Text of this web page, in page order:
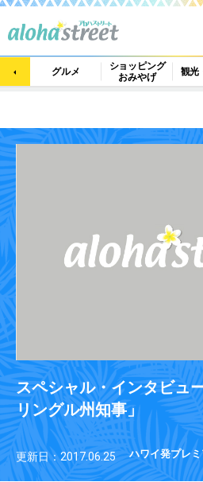
グルメ
ショッピング
おみやげ
観光
スペシャル・インタビュ
リングル州知事」
更新日：2017.06.25 ハワイ発プレ